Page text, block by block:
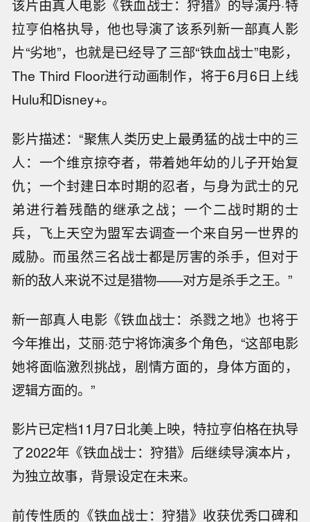
该片由真人电影《铁血战士：狩猎》的导演丹·特
拉亨伯格执导，他也导演了该系列新一部真人影
片“劣地”，也就是已经导了三部“铁血战士”电影，
The Third Floor进行动画制作，将于6月6日上线
Hulu和Disney+。
影片描述：“聚焦人类历史上最勇猛的战士中的三
人：一个维京掠夺者，带着她年幼的儿子开始复
仇；一个封建日本时期的忍者，与身为武士的兄
弟进行着残酷的继承之战；一个二战时期的士
兵，飞上天空为盟军去调查一个来自另一世界的
威胁。而虽然三名战士都是厉害的杀手，但对于
新的敌人来说不过是猎物——对方是杀手之王。”
新一部真人电影《铁血战士：杀戮之地》也将于
今年推出，艾丽·范宁将饰演多个角色，“这部电影
她将面临激烈挑战，剧情方面的，身体方面的，
逻辑方面的。”
影片已定档11月7日北美上映，特拉亨伯格在执导
了2022年《铁血战士：狩猎》后继续导演本片，
为独立故事，背景设定在未来。
前传性质的《铁血战士：狩猎》收获优秀口碑和